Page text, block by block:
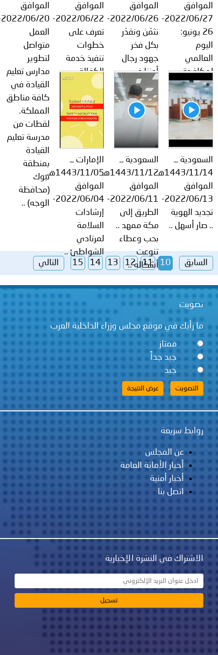
2022/06/27-
26 يونيو:
..
الموافق
2022/06/26-
نثمّن ونقدّر
بكل فخر
جهود رجال
أمننا في
محاولات
تهريب
المخدرات
وترويجها ..
الموافق
2022/06/22-
تعرف على
خطوات
تنفيذ خدمة
الكفالة
الإلكترونية
عبر منصة
الموافق
2022/06/20-
العمل
متواصل
لتطوير
مدارس تعليم
القيادة في
كافة مناطق
المملكة.
لقطات من
مدرسة تعليم
القيادة
بمنطقة
تبوك
(محافظة
الوجه) ..
ــ
1443/11/14هــ
2022/06/13-
الهوية
صار أسهل ..
السعودية ــ
1443/11/12هــ
الموافق
2022/06/11-
الطريق إلى
مكة ممهد ..
بحب وعطاء
تنوعت
أشكاله ..
الإمارات ــ
1443/11/05هــ
الموافق
2022/06/04-
إرشادات
السلامة
لمرتادي
الشواطئ ..
السابق
10
11
12
13
14
15 التالي
تصويت
ما رأيك في موقع مجلس وزراء الداخلية العرب
ممتاز
جيد جداً
جيد
روابط سريعة
عن المجلس
أخبار الأمانة العامة
أخبار أمنية
اتصل بنا
الاشتراك في النشرة الإخبارية